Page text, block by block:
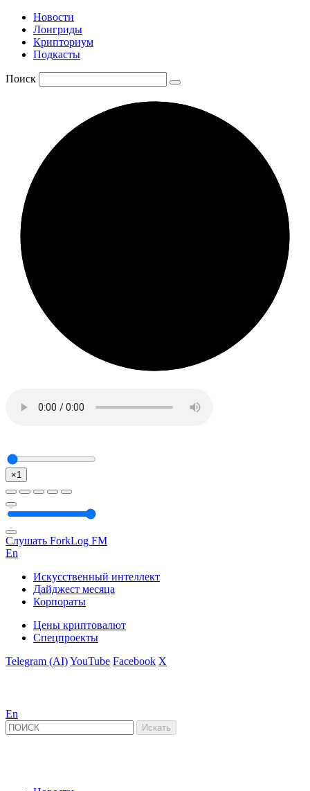
Новости
Лонгриды
Крипториум
Подкасты
Поиск
×1
Слушать ForkLog FM
En
Искусственный интеллект
Дайджест месяца
Корпораты
Цены криптовалют
Спецпроекты
Telegram (AI)YouTube Facebook X
En